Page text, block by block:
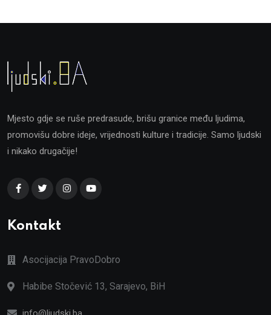
Mjesto gdje se ruše predrasude, brišu granice među ljudima,
promovišu dobre ideje, vrijednosti kulture i tradicije. Samo ljudski
i nikako drugačije!
Kontakt
Asocijacija PravoDobro
Habibe Stočević 13, Sarajevo, BiH